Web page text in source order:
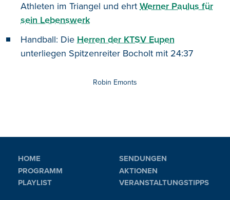
Athleten im Triangel und ehrt Werner Paulus für
sein Lebenswerk
Handball: Die Herren der KTSV Eupen
unterliegen Spitzenreiter Bocholt mit 24:37
Robin Emonts
HOME
PROGRAMM
PLAYLIST
SENDUNGEN
AKTIONEN
VERANSTALTUNGSTIPPS